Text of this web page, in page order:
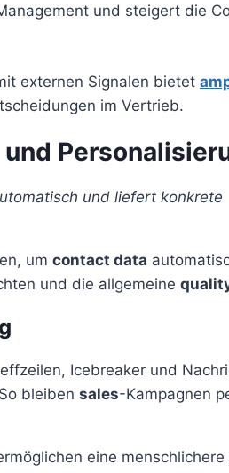
und steigert die
externen Signalen bietet
im Vertrieb.
und liefert konkrete
um contact data
und die allgemeine
Icebreaker und
bleiben sales-Kampagnen
eine